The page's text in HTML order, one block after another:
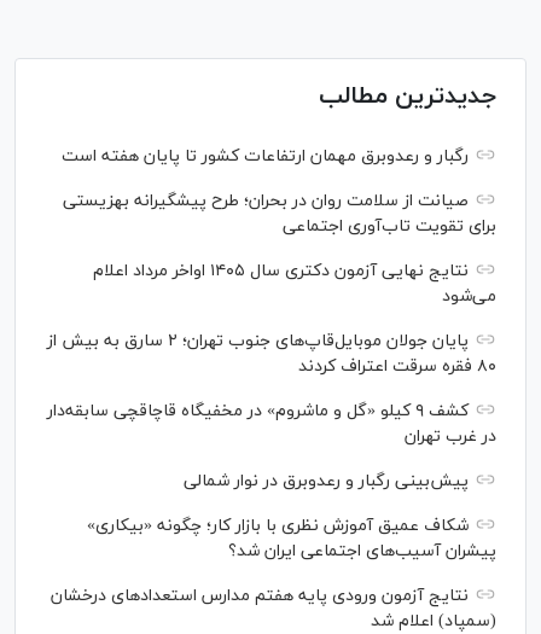
جدیدترین مطالب
رگبار و رعدوبرق مهمان ارتفاعات کشور تا پایان هفته است
صیانت از سلامت روان در بحران؛ طرح پیشگیرانه بهزیستی
برای تقویت تاب‌آوری اجتماعی
نتایج نهایی آزمون دکتری سال ۱۴۰۵ اواخر مرداد اعلام
می‌شود
پایان جولان موبایل‌قاپ‌های جنوب تهران؛ ۲ سارق به بیش از
۸۰ فقره سرقت اعتراف کردند
کشف ۹ کیلو «گل و ماشروم» در مخفیگاه قاچاقچی سابقه‌دار
در غرب تهران
پیش‌بینی رگبار و رعدوبرق در نوار شمالی
شکاف عمیق آموزش نظری با بازار کار؛ چگونه «بیکاری»
پیشران آسیب‌های اجتماعی ایران شد؟
نتایج آزمون ورودی پایه هفتم مدارس استعدادهای درخشان
(سمپاد) اعلام شد